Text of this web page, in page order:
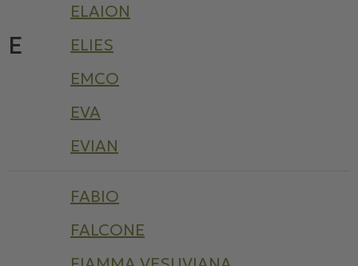
E
ELAION
ELIES
EMCO
EVA
EVIAN
FABIO
FALCONE